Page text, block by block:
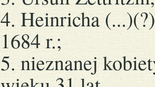
4. Heinricha
1684 r.;
5. nieznanej